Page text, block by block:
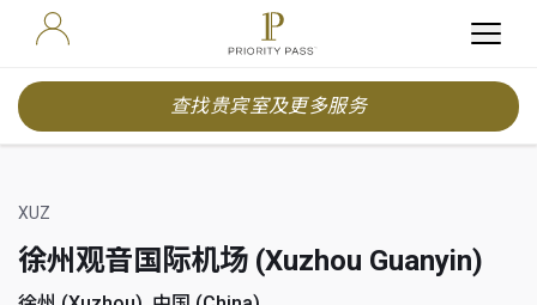
查找贵宾室及更多服务
XUZ
徐州观音国际机场 (Xuzhou Guanyin)